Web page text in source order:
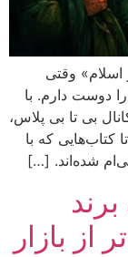
اسلام» وقتی
دوست دارم. با
بی تا بی پلاس،
کتاب‌هایی که با
شده‌اند. […]
بازار